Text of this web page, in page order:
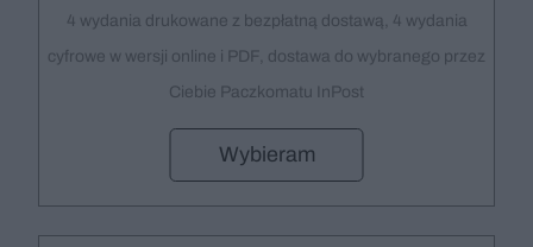
4 wydania drukowane z bezpłatną dostawą, 4 wydania
cyfrowe w wersji online i PDF, dostawa do wybranego przez
Ciebie Paczkomatu InPost
Wybieram